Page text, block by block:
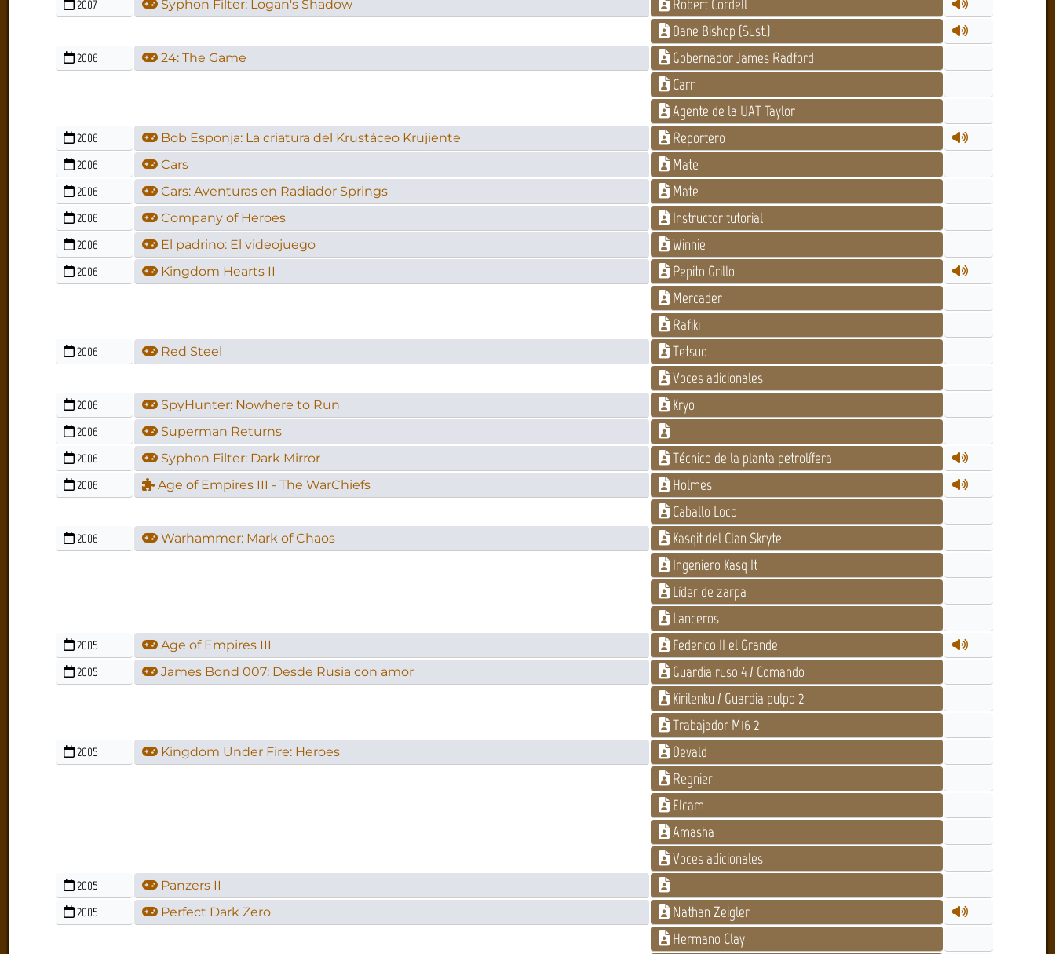
2007 Syphon Filter: Logan's Shadow
Robert Cordell
Dane Bishop (Sust.)
2006 24: The Game
Gobernador James Radford
Carr
Agente de la UAT Taylor
2006 Bob Esponja: La criatura del Krustáceo Krujiente Reportero
2006 Cars Mate
2006 Cars: Aventuras en Radiador Springs Mate
2006 Company of Heroes Instructor tutorial
2006 El padrino: El videojuego Winnie
2006 Kingdom Hearts II
Pepito Grillo
Mercader
Rafiki
2006 Red Steel
Tetsuo
Voces adicionales
2006 SpyHunter: Nowhere to Run Kryo
2006
Superman Returns
2006
Syphon Filter: Dark Mirror Técnico de la planta petrolífera
2006 Age of Empires III - The WarChiefs
Holmes
Caballo Loco
2006 Warhammer: Mark of Chaos
Kasqit del Clan Skryte
Ingeniero Kasq It
Líder de zarpa
Lanceros
2005 Age of Empires III Federico II el Grande
2005 James Bond 007: Desde Rusia con amor
Guardia ruso 4 / Comando
Kirilenku / Guardia pulpo 2
Trabajador M16 2
2005 Kingdom Under Fire: Heroes
Devald
Regnier
Elcam
Amasha
Voces adicionales
2005
Panzers II
2005
Perfect Dark Zero
Nathan Zeigler
Hermano Clay